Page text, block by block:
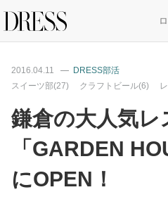
DRESS部活
2016.04.11
DRESS部活
スイーツ部(27)
クラフトビール(6)
鎌倉の大人気レ
「GARDEN
にOPEN！